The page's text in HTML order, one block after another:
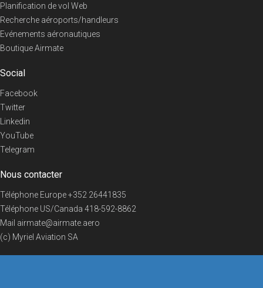
Planification de vol Web
Recherche aéroports/handleurs
Evénements aéronautiques
Boutique Airmate
Social
Facebook
Twitter
Linkedin
YouTube
Telegram
Nous contacter
Téléphone Europe+352 26441835
Téléphone US/Canada 418-592-8862
Mail airmate@airmate.aero
(c) Myriel Aviation SA